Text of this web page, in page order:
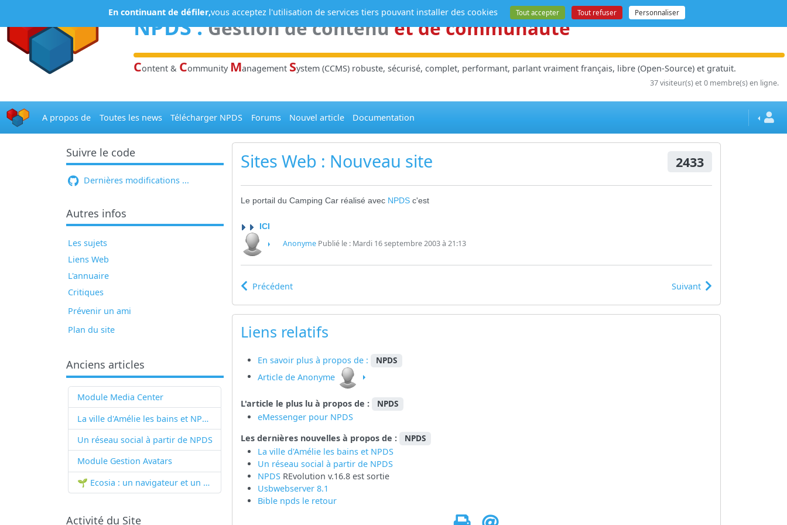
NPDS:Gestion de contenuet de communauté
Content & Community Management System (CCMS) robuste, sécurisé, complet, performant, parlant vraiment français, libre (Open-Source) et gratuit.
37 visiteur(s) et 0 membre(s) en ligne.
A propos de Toutes les news Télécharger NPDS Forums Nouvel article Documentation
Suivre le code
Dernières modifications ...
Autres infos
Les sujets
Liens Web
L'annuaire
Critiques
Prévenir un ami
Plan du site
Anciens articles
Module Media Center
La ville d'Amélie les bains et NPDS
Un réseau social à partir de NPDS
Module Gestion Avatars
🌱 Ecosia : un navigateur et un moteur de recherche qui plantent des arbres !...
Activité du Site
Sites Web : Nouveau site 2433
Le portail du Camping Car réalisé avec NPDS c'est
ICI
AnonymePublié le : Mardi 16 septembre 2003 à 21:13
Précédent Suivant
Liens relatifs
En savoir plus à propos de : NPDS
Article de Anonyme
L'article le plus lu à propos de : NPDS
eMessenger pour NPDS
Les dernières nouvelles à propos de :
NPDS
La ville d'Amélie les bains et NPDS
Un réseau social à partir de NPDS
NPDS REvolution v.16.8 est sortie
Usbwebserver 8.1
Bible npds le retour
En continuant de défiler,vous acceptez l'utilisation de services tiers pouvant installer des cookies Tout accepter Tout refuser Personnaliser